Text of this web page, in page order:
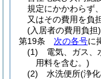
規定にかかわらず
又はその費用を負
(入居者の費用負担)
第19条
次の各号に
(1)
電気、ガス、
用料を含む。)
(2)
水洗便所(浄